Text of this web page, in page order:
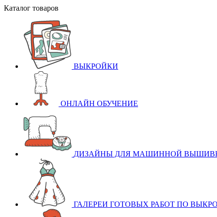
Каталог товаров
ВЫКРОЙКИ
ОНЛАЙН ОБУЧЕНИЕ
ДИЗАЙНЫ ДЛЯ МАШИННОЙ
ГАЛЕРЕИ ГОТОВЫХ РАБОТ ПО